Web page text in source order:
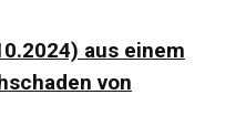
aus einem
von